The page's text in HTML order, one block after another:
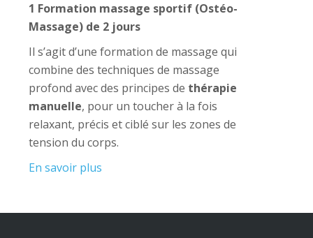
1 Formation massage sportif (Ostéo-
Massage) de 2 jours
Il s’agit d’une formation de massage qui
combine des techniques de massage
profond avec des principes de thérapie
manuelle, pour un toucher à la fois
relaxant, précis et ciblé sur les zones de
tension du corps.
En savoir plus